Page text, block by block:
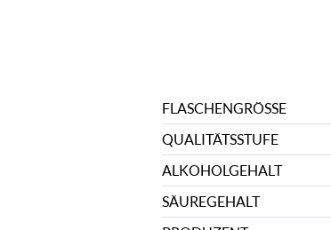
FLASCHENGRÖSSE
QUALITÄTSSTUFE
ALKOHOLGEHALT
SÄUREGEHALT